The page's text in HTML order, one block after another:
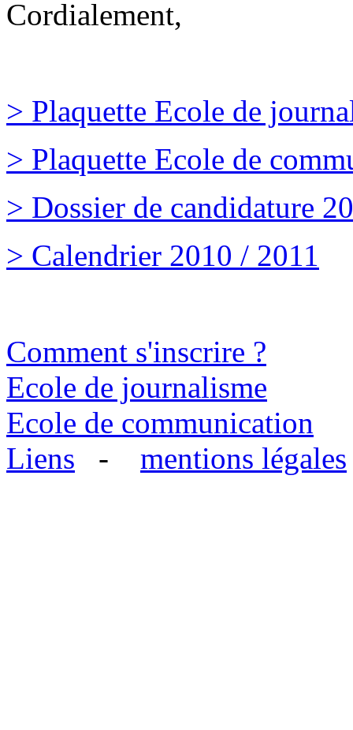
Cordialement,
> Plaquette Ecole de
> Plaquette Ecole de
> Dossier de candidature
> Calendrier 2010 / 2011
Comment s'inscrire ?
Ecole de journalisme
Ecole de communication
Liens - mentions légales